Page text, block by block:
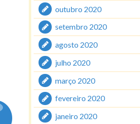
outubro 2020
setembro 2020
agosto 2020
julho 2020
março 2020
fevereiro 2020
janeiro 2020